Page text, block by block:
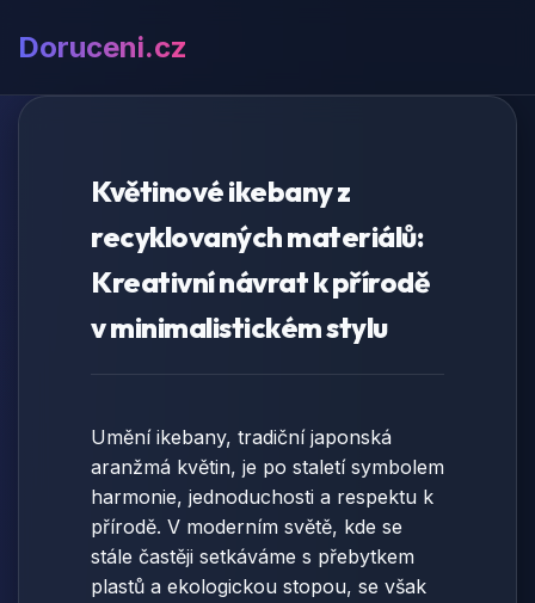
Doruceni.cz
Květinové ikebany z
recyklovaných materiálů:
Kreativní návrat k přírodě
v minimalistickém stylu
Umění ikebany, tradiční japonská
aranžmá květin, je po staletí symbolem
harmonie, jednoduchosti a respektu k
přírodě. V moderním světě, kde se
stále častěji setkáváme s přebytkem
plastů a ekologickou stopou, se však